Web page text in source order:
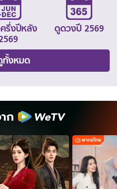
รึ่งปีหลัง
ดูดวงปี 2569
ทั้งหมด
ก